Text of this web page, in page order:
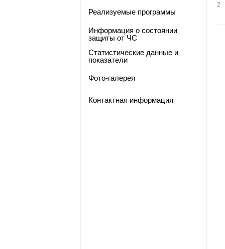
Реализуемые программы
Информация о состоянии
защиты от ЧС
Статистические данные и
показатели
Фото-галерея
Контактная информация
2